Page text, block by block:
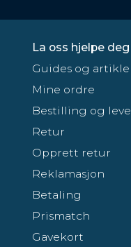
La oss hjelpe deg
Guides og
Mine ordre
Bestilling og
Retur
Opprett retur
Reklamasjon
Betaling
Prismatch
Gavekort